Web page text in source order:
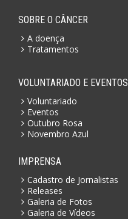
SOBRE O CÂNCER
A doença
Tratamentos
VOLUNTARIADO E EVENTOS
Voluntariado
Eventos
Outubro Rosa
Novembro Azul
IMPRENSA
Cadastro de Jornalistas
Releases
Galeria de Fotos
Galeria de Vídeos